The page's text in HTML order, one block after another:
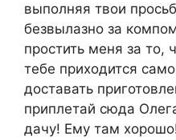
выполняя твои
безвылазно за
простить меня за то,
тебе приходится
доставать
приплетай сюда
дачу! Ему там